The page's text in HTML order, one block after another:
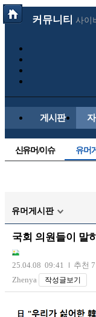
커뮤니티 사이
게시판
신유머/이슈 유머
트럭/버스
장착시공사진
유머게시판
국회 의원들이 말
25.04.08 09:41 추천 7
Zhenya
작성글보기